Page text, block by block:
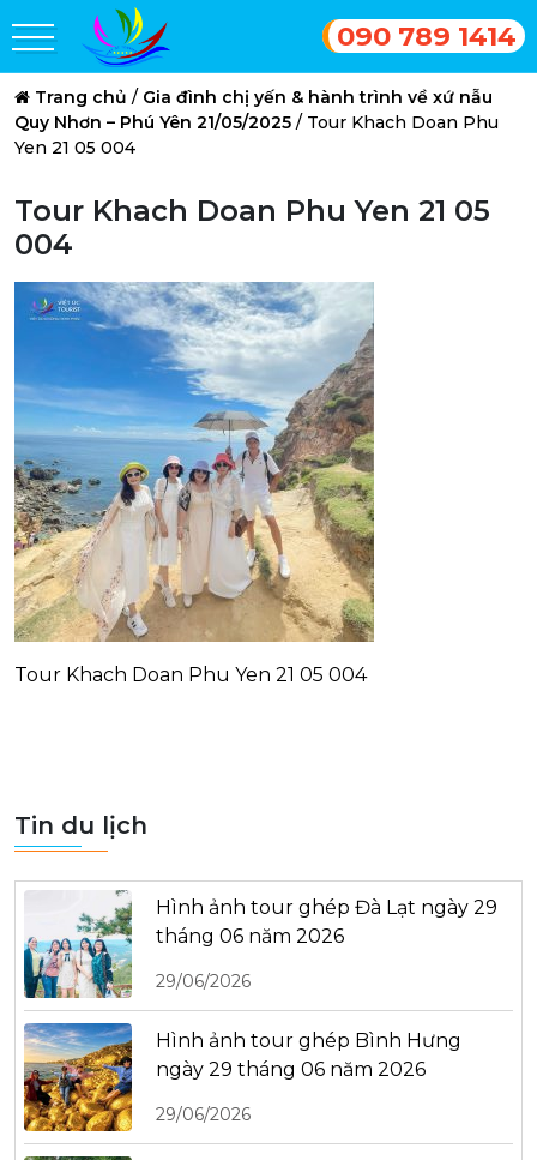
090 789 1414
Trang chủ / Gia đình chị yến & hành trình về xứ nẫu
Quy Nhơn – Phú Yên 21/05/2025 / Tour Khach Doan Phu
Yen 21 05 004
Tour Khach Doan Phu Yen 21 05
004
Tour Khach Doan Phu Yen 21 05 004
Tin du lịch
Hình ảnh tour ghép Đà Lạt ngày 29
tháng 06 năm 2026
29/06/2026
Hình ảnh tour ghép Bình Hưng
ngày 29 tháng 06 năm 2026
29/06/2026